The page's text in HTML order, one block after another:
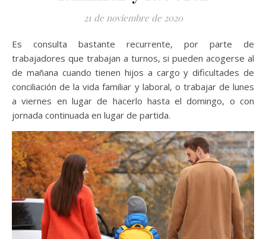
21 de noviembre de 2020
Es consulta bastante recurrente, por parte de
trabajadores que trabajan a turnos, si pueden acogerse al
de mañana cuando tienen hijos a cargo y dificultades de
conciliación de la vida familiar y laboral, o trabajar de lunes
a viernes en lugar de hacerlo hasta el domingo, o con
jornada continuada en lugar de partida.